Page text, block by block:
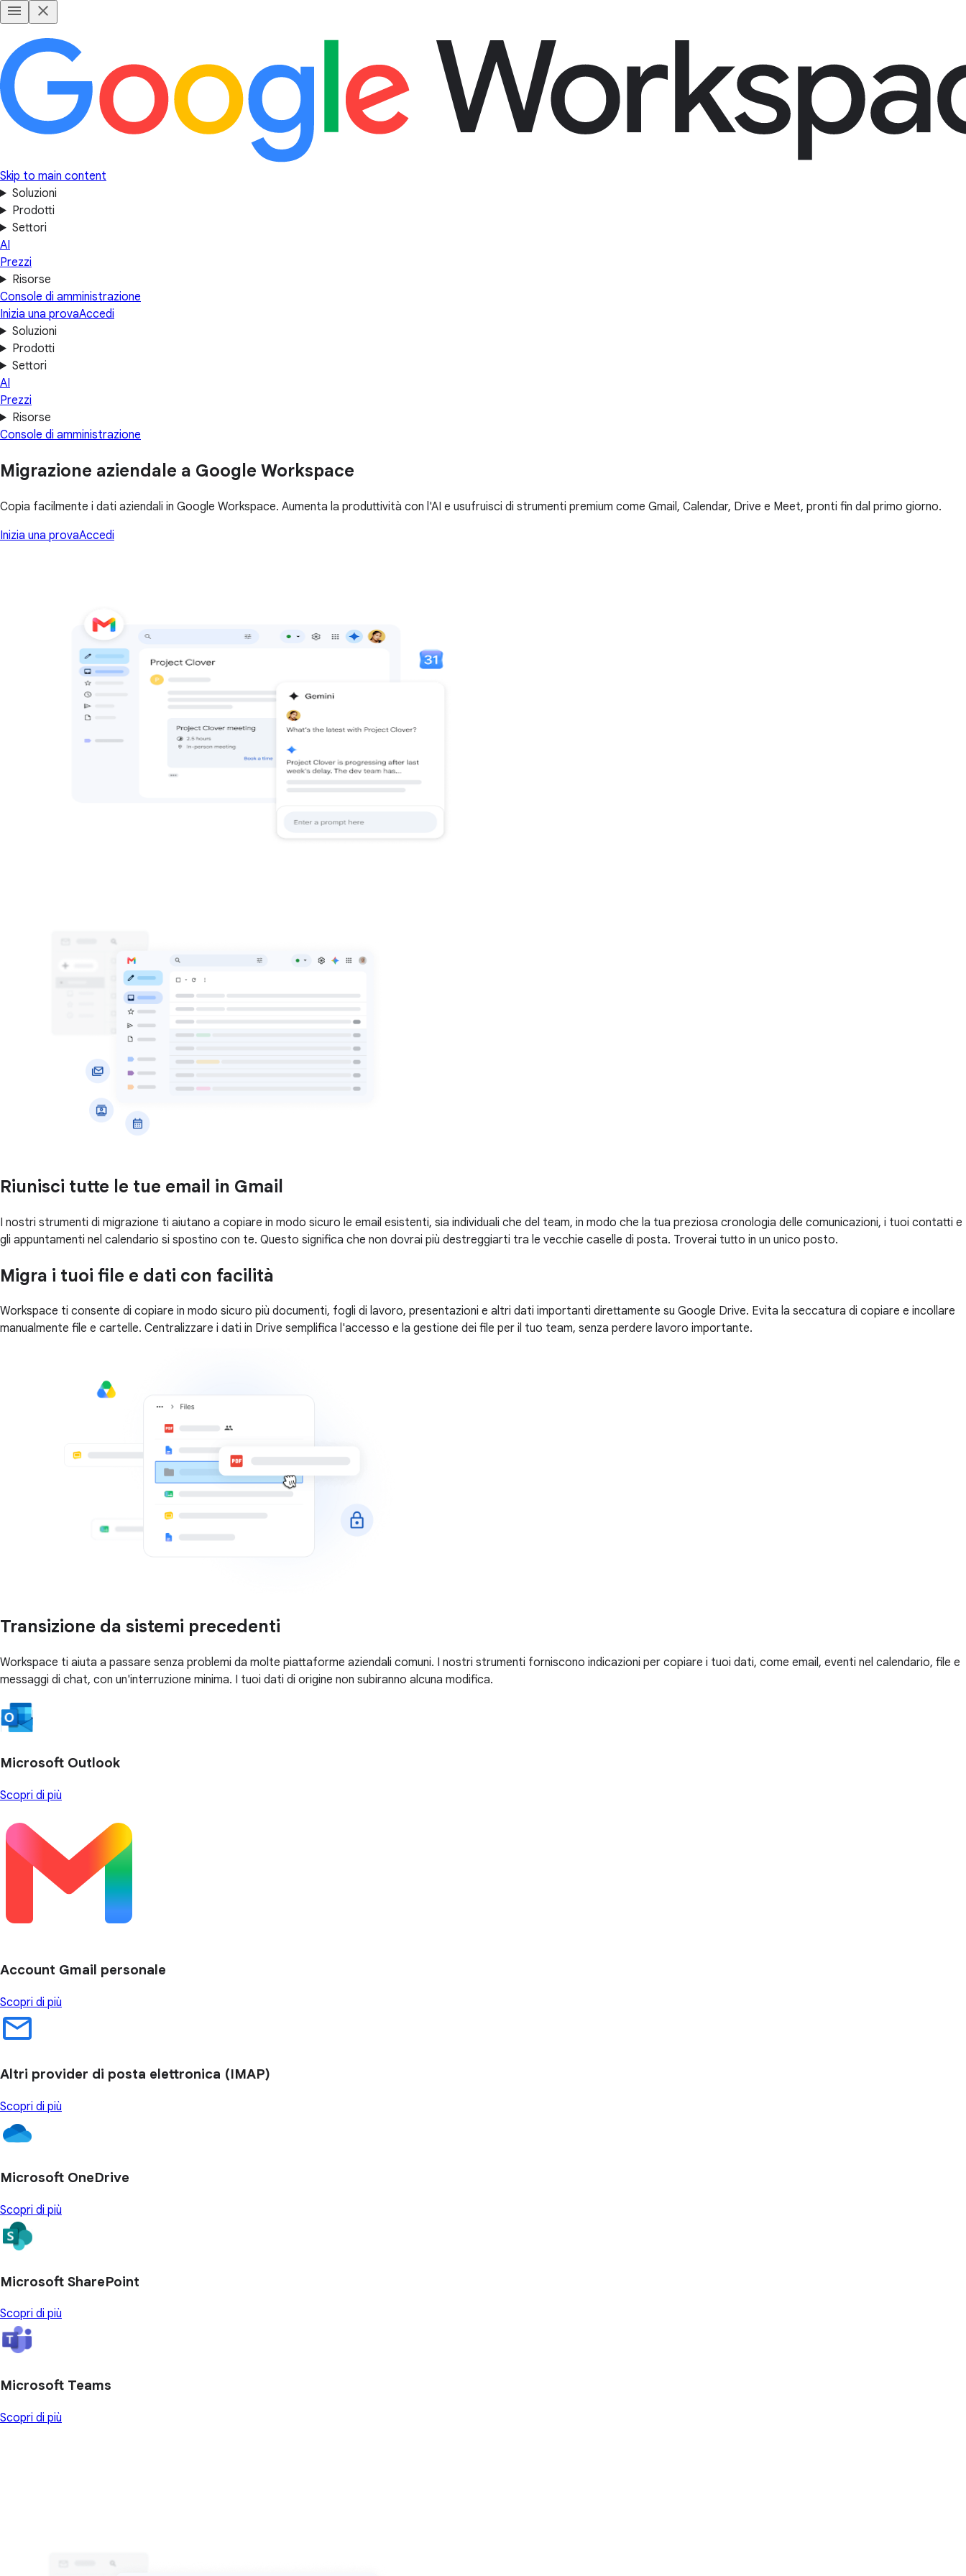
Skip to main content
Soluzioni
Prodotti
Settori
AI
Prezzi
Risorse
Console di amministrazione
Inizia una provaAccedi
Soluzioni
Prodotti
Settori
AI
Prezzi
Risorse
Console di amministrazione
Migrazione aziendale a Google Workspace
Copia facilmente i dati aziendali in Google Workspace. Aumenta la produttività con l'AI e usufruisci di strumenti premium come Gmail, Calendar, Drive e Meet, pronti fin dal primo giorno.
Inizia una provaAccedi
Riunisci tutte le tue email in Gmail
I nostri strumenti di migrazione ti aiutano a copiare in modo sicuro le email esistenti, sia individuali che del team, in modo che la tua preziosa cronologia delle comunicazioni, i tuoi contatti e
gli appuntamenti nel calendario si spostino con te. Questo significa che non dovrai più destreggiarti tra le vecchie caselle di posta. Troverai tutto in un unico posto.
Migra i tuoi file e dati con facilità
Workspace ti consente di copiare in modo sicuro più documenti, fogli di lavoro, presentazioni e altri dati importanti direttamente su Google Drive. Evita la seccatura di copiare e incollare
manualmente file e cartelle. Centralizzare i dati in Drive semplifica l'accesso e la gestione dei file per il tuo team, senza perdere lavoro importante.
Transizione da sistemi precedenti
Workspace ti aiuta a passare senza problemi da molte piattaforme aziendali comuni. I nostri strumenti forniscono indicazioni per copiare i tuoi dati, come email, eventi nel calendario, file e
messaggi di chat, con un'interruzione minima. I tuoi dati di origine non subiranno alcuna modifica.
Microsoft Outlook
Scopri di più
Account Gmail personale
Scopri di più
Altri provider di posta elettronica (IMAP)
Scopri di più
Microsoft OneDrive
Scopri di più
Microsoft SharePoint
Scopri di più
Microsoft Teams
Scopri di più